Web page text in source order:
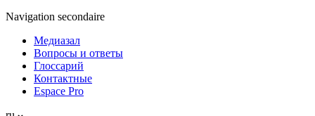
Navigation secondaire
Медиазал
Вопросы и ответы
Глоссарий
Контактные
Espace Pro